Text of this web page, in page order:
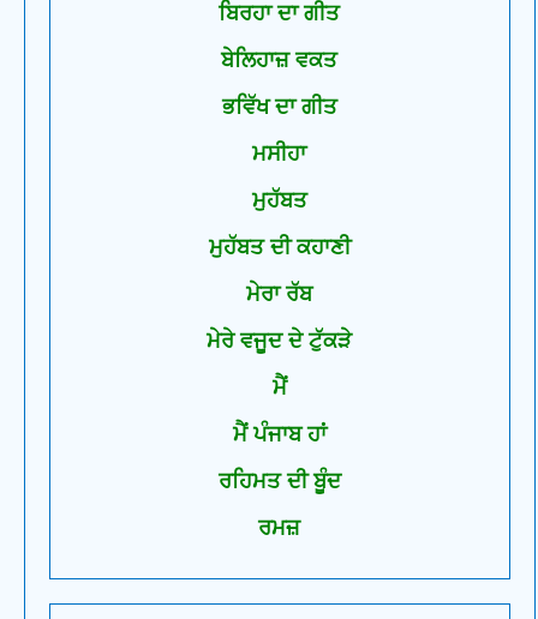
ਬਿਰਹਾ ਦਾ ਗੀਤ
ਬੇਲਿਹਾਜ਼ ਵਕਤ
ਭਵਿੱਖ ਦਾ ਗੀਤ
ਮਸੀਹਾ
ਮੁਹੱਬਤ
ਮੁਹੱਬਤ ਦੀ ਕਹਾਣੀ
ਮੇਰਾ ਰੱਬ
ਮੇਰੇ ਵਜੂਦ ਦੇ ਟੁੱਕੜੇ
ਮੈਂ
ਮੈਂ ਪੰਜਾਬ ਹਾਂ
ਰਹਿਮਤ ਦੀ ਬੂੰਦ
ਰਮਜ਼